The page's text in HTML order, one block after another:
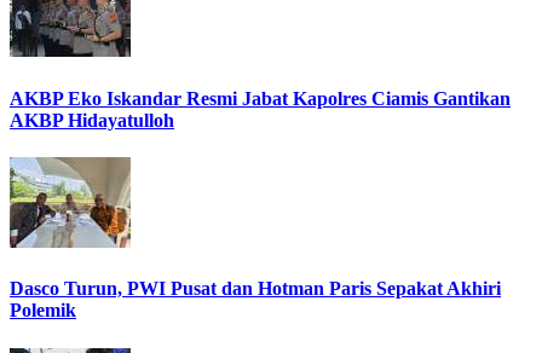
AKBP Eko Iskandar Resmi Jabat Kapolres Ciamis Gantikan
AKBP Hidayatulloh
Dasco Turun, PWI Pusat dan Hotman Paris Sepakat Akhiri
Polemik